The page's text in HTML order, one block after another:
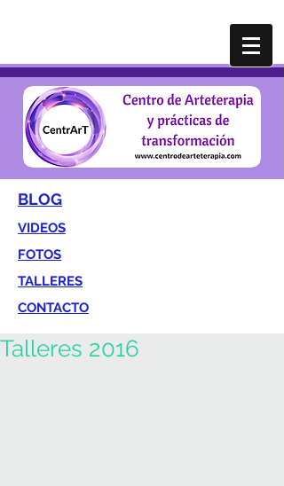
BLOG
VIDEOS
FOTOS
TALLERES
CONTACTO
Talleres 2016